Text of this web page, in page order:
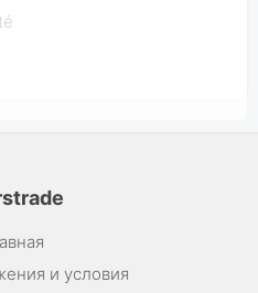
и условия